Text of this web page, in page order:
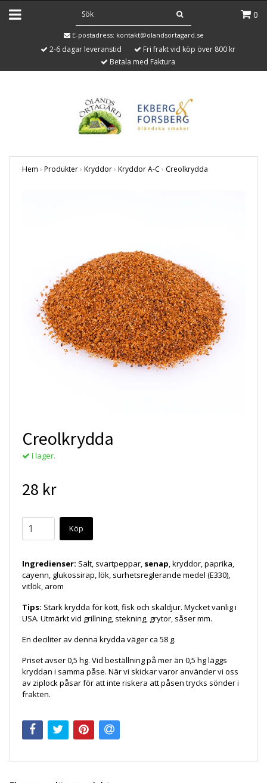
0
E-postadress: kontakt@olandsortagard.se
2-6 dagar leveranstid
Fri frakt vid köp över 800 kr
Betala med Faktura
Hem › Produkter› Kryddor› Kryddor A-C › Creolkrydda
Creolkrydda
I lager.
28 kr
Köp
Ingredienser: Salt, svartpeppar, senap, kryddor, paprika,
cayenn, glukossirap, lök, surhetsreglerande medel (E330),
vitlök, arom
Tips: Stark krydda för kött, fisk och skaldjur. Mycket vanlig i
USA. Utmärkt vid grillning, stekning, grytor, såser mm.
En deciliter av denna krydda väger ca 58 g.
Priset avser 0,5 hg. Vid beställning på mer än 0,5 hg läggs
kryddan i samma påse. När vi skickar varor använder vi oss
av ziplock påsar för att inte riskera att påsen trycks sönder i
frakten.